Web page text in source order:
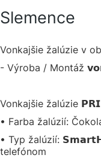
Slemence
Vonkajšie žalúzie v
- Výroba / Montáž
Vonkajšie žalúzie
• Farba žalúzií:
• Typ žalúzií:
telefónom